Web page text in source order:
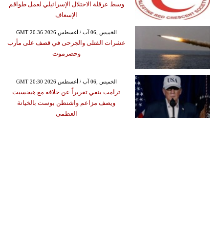
وسط عرقلة الاحتلال الإسرائيلي لعمل طواقم
الإسعاف
GMT 20:36 2026 الخميس ,06 آب / أغسطس
عشرات القتلى والجرحى في قصف على مأرب
وحضرموت
GMT 20:30 2026 الخميس ,06 آب / أغسطس
ترامب ينفي تقريراً عن خلافه مع هيجسيث
ويصف مزاعم واشنطن بوست بالخيانة
العظمى